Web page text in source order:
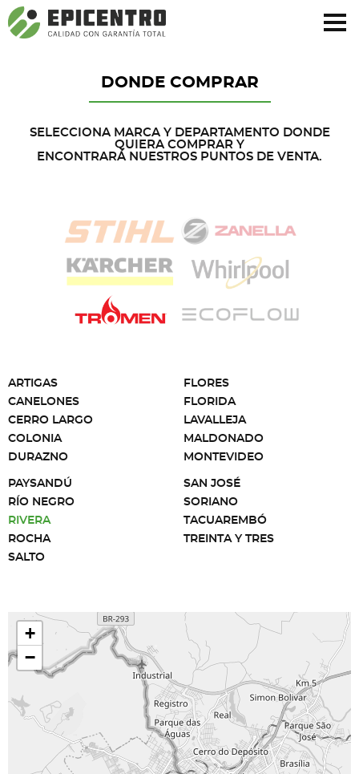
¿Olvidó su contraseña?Regístrese aquí
DONDE COMPRAR
SELECCIONA MARCA Y DEPARTAMENTO DONDE
QUIERA COMPRAR Y
ENCONTRARÁ NUESTROS PUNTOS DE VENTA.
ARTIGAS
CANELONES
CERRO LARGO
COLONIA
DURAZNO
FLORES
FLORIDA
LAVALLEJA
MALDONADO
MONTEVIDEO
PAYSANDÚ
RÍO NEGRO
RIVERA
ROCHA
SALTO
SAN JOSÉ
SORIANO
TACUAREMBÓ
TREINTA Y TRES
+
−